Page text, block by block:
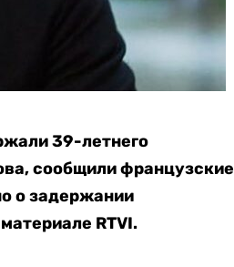
39-летнего
сообщили французские
о задержании
RTVI.